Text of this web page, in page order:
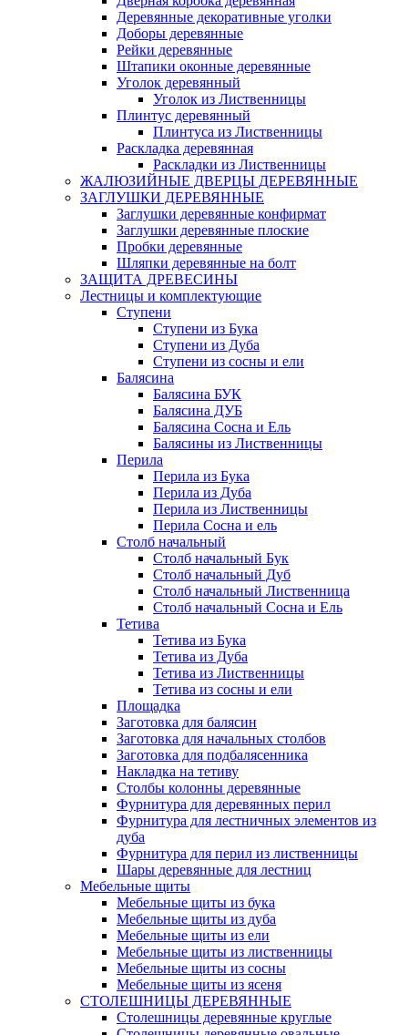
Деревянные декоративные уголки
Доборы деревянные
Рейки деревянные
Штапики оконные деревянные
Уголок деревянный
Уголок из Лиственницы
Плинтус деревянный
Плинтуса из Лиственницы
Раскладка деревянная
Раскладки из Лиственницы
ЖАЛЮЗИЙНЫЕ ДВЕРЦЫ ДЕРЕВЯННЫЕ
ЗАГЛУШКИ ДЕРЕВЯННЫЕ
Заглушки деревянные конфирмат
Заглушки деревянные плоские
Пробки деревянные
Шляпки деревянные на болт
ЗАЩИТА ДРЕВЕСИНЫ
Лестницы и комплектующие
Ступени
Ступени из Бука
Ступени из Дуба
Ступени из сосны и ели
Балясина
Балясина БУК
Балясина ДУБ
Балясина Сосна и Ель
Балясины из Лиственницы
Перила
Перила из Бука
Перила из Дуба
Перила из Лиственницы
Перила Сосна и ель
Столб начальный
Столб начальный Бук
Столб начальный Дуб
Столб начальный Лиственница
Столб начальный Сосна и Ель
Тетива
Тетива из Бука
Тетива из Дуба
Тетива из Лиственницы
Тетива из сосны и ели
Площадка
Заготовка для балясин
Заготовка для начальных столбов
Заготовка для подбалясенника
Накладка на тетиву
Столбы колонны деревянные
Фурнитура для деревянных перил
Фурнитура для лестничных элементов из
дуба
Фурнитура для перил из лиственницы
Шары деревянные для лестниц
Мебельные щиты
Мебельные щиты из бука
Мебельные щиты из дуба
Мебельные щиты из ели
Мебельные щиты из лиственницы
Мебельные щиты из сосны
Мебельные щиты из ясеня
СТОЛЕШНИЦЫ ДЕРЕВЯННЫЕ
Столешницы деревянные круглые